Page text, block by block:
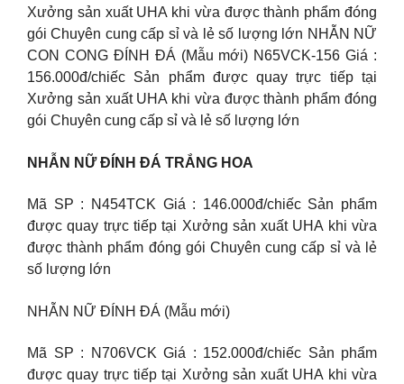
Xưởng sản xuất UHA khi vừa được thành phẩm đóng
gói Chuyên cung cấp sỉ và lẻ số lượng lớn NHẪN NỮ
CON CONG ĐÍNH ĐÁ (Mẫu mới) N65VCK-156 Giá :
156.000đ/chiếc Sản phẩm được quay trực tiếp tại
Xưởng sản xuất UHA khi vừa được thành phẩm đóng
gói Chuyên cung cấp sỉ và lẻ số lượng lớn
NHẪN NỮ ĐÍNH ĐÁ TRẮNG HOA
Mã SP : N454TCK Giá : 146.000đ/chiếc Sản phẩm
được quay trực tiếp tại Xưởng sản xuất UHA khi vừa
được thành phẩm đóng gói Chuyên cung cấp sỉ và lẻ
số lượng lớn
NHẪN NỮ ĐÍNH ĐÁ (Mẫu mới)
Mã SP : N706VCK Giá : 152.000đ/chiếc Sản phẩm
được quay trực tiếp tại Xưởng sản xuất UHA khi vừa